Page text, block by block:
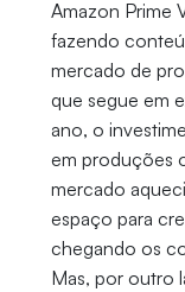
Amazon Prime
fazendo
mercado de
que segue em
ano, o
em produções
mercado
espaço para
chegando os
Mas, por outro